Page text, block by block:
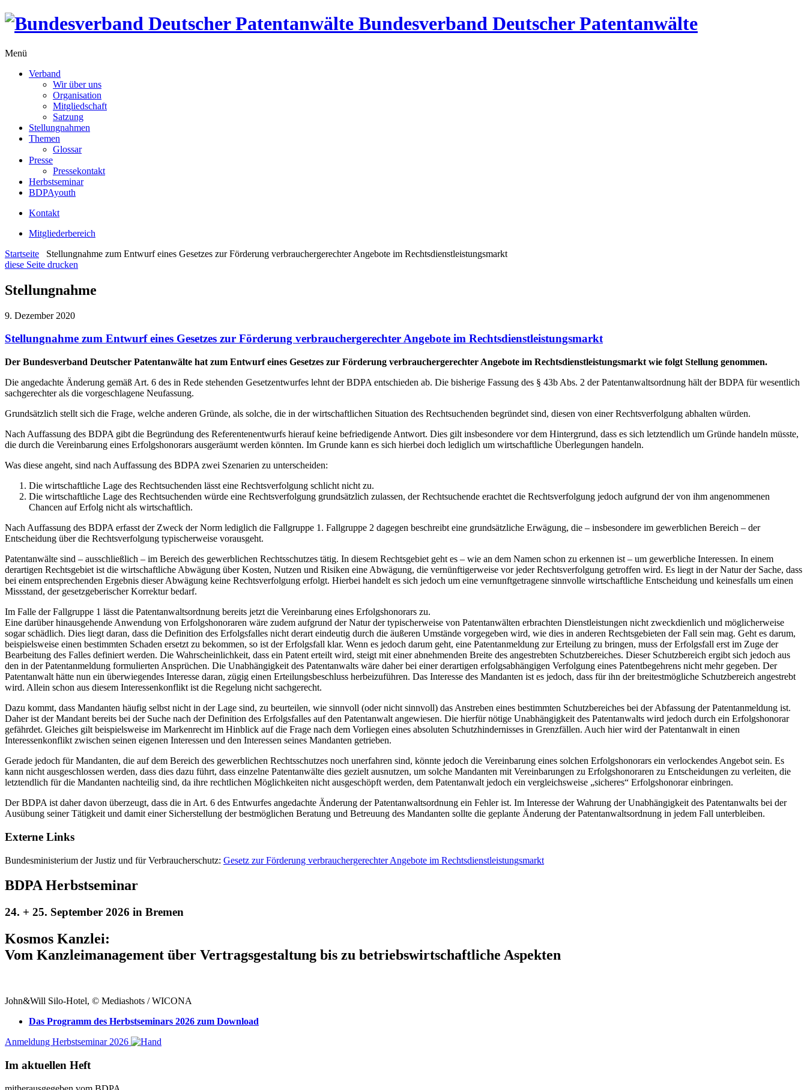
Bundesverband Deutscher Patentanwälte
Menü
Verband
Wir über uns
Organisation
Mitgliedschaft
Satzung
Stellungnahmen
Themen
Glossar
Presse
Pressekontakt
Herbstseminar
BDPAyouth
Kontakt
Mitgliederbereich
Startseite
Stellungnahme zum Entwurf eines Gesetzes zur Förderung verbrauchergerechter Angebote im Rechtsdienstleistungsmarkt
diese Seite drucken
Stellungnahme
9. Dezember 2020
Stellungnahme zum Entwurf eines Gesetzes zur Förderung verbrauchergerechter Angebote im Rechtsdienstleistungsmarkt
Der Bundesverband Deutscher Patentanwälte hat zum Entwurf eines Gesetzes zur Förderung verbrauchergerechter Angebote im Rechtsdienstleistungsmarkt wie folgt Stellung genommen.
Die angedachte Änderung gemäß Art. 6 des in Rede stehenden Gesetzentwurfes lehnt der BDPA entschieden ab. Die bisherige Fassung des § 43b Abs. 2 der Patentanwaltsordnung hält der BDPA für wesentlich
sachgerechter als die vorgeschlagene Neufassung.
Grundsätzlich stellt sich die Frage, welche anderen Gründe, als solche, die in der wirtschaftlichen Situation des Rechtsuchenden begründet sind, diesen von einer Rechtsverfolgung abhalten würden.
Nach Auffassung des BDPA gibt die Begründung des Referentenentwurfs hierauf keine befriedigende Antwort. Dies gilt insbesondere vor dem Hintergrund, dass es sich letztendlich um Gründe handeln müsste,
die durch die Vereinbarung eines Erfolgshonorars ausgeräumt werden könnten. Im Grunde kann es sich hierbei doch lediglich um wirtschaftliche Überlegungen handeln.
Was diese angeht, sind nach Auffassung des BDPA zwei Szenarien zu unterscheiden:
Die wirtschaftliche Lage des Rechtsuchenden lässt eine Rechtsverfolgung schlicht nicht zu.
Die wirtschaftliche Lage des Rechtsuchenden würde eine Rechtsverfolgung grundsätzlich zulassen, der Rechtsuchende erachtet die Rechtsverfolgung jedoch aufgrund der von ihm angenommenen
Chancen auf Erfolg nicht als wirtschaftlich.
Nach Auffassung des BDPA erfasst der Zweck der Norm lediglich die Fallgruppe 1. Fallgruppe 2 dagegen beschreibt eine grundsätzliche Erwägung, die – insbesondere im gewerblichen Bereich – der
Entscheidung über die Rechtsverfolgung typischerweise vorausgeht.
Patentanwälte sind – ausschließlich – im Bereich des gewerblichen Rechtsschutzes tätig. In diesem Rechtsgebiet geht es – wie an dem Namen schon zu erkennen ist – um gewerbliche Interessen. In einem
derartigen Rechtsgebiet ist die wirtschaftliche Abwägung über Kosten, Nutzen und Risiken eine Abwägung, die vernünftigerweise vor jeder Rechtsverfolgung getroffen wird. Es liegt in der Natur der Sache, dass
bei einem entsprechenden Ergebnis dieser Abwägung keine Rechtsverfolgung erfolgt. Hierbei handelt es sich jedoch um eine vernunftgetragene sinnvolle wirtschaftliche Entscheidung und keinesfalls um einen
Missstand, der gesetzgeberischer Korrektur bedarf.
Im Falle der Fallgruppe 1 lässt die Patentanwaltsordnung bereits jetzt die Vereinbarung eines Erfolgshonorars zu.
Eine darüber hinausgehende Anwendung von Erfolgshonoraren wäre zudem aufgrund der Natur der typischerweise von Patentanwälten erbrachten Dienstleistungen nicht zweckdienlich und möglicherweise
sogar schädlich. Dies liegt daran, dass die Definition des Erfolgsfalles nicht derart eindeutig durch die äußeren Umstände vorgegeben wird, wie dies in anderen Rechtsgebieten der Fall sein mag. Geht es darum,
beispielsweise einen bestimmten Schaden ersetzt zu bekommen, so ist der Erfolgsfall klar. Wenn es jedoch darum geht, eine Patentanmeldung zur Erteilung zu bringen, muss der Erfolgsfall erst im Zuge der
Bearbeitung des Falles definiert werden. Die Wahrscheinlichkeit, dass ein Patent erteilt wird, steigt mit einer abnehmenden Breite des angestrebten Schutzbereiches. Dieser Schutzbereich ergibt sich jedoch aus
den in der Patentanmeldung formulierten Ansprüchen. Die Unabhängigkeit des Patentanwalts wäre daher bei einer derartigen erfolgsabhängigen Verfolgung eines Patentbegehrens nicht mehr gegeben. Der
Patentanwalt hätte nun ein überwiegendes Interesse daran, zügig einen Erteilungsbeschluss herbeizuführen. Das Interesse des Mandanten ist es jedoch, dass für ihn der breitestmögliche Schutzbereich angestrebt
wird. Allein schon aus diesem Interessenkonflikt ist die Regelung nicht sachgerecht.
Dazu kommt, dass Mandanten häufig selbst nicht in der Lage sind, zu beurteilen, wie sinnvoll (oder nicht sinnvoll) das Anstreben eines bestimmten Schutzbereiches bei der Abfassung der Patentanmeldung ist.
Daher ist der Mandant bereits bei der Suche nach der Definition des Erfolgsfalles auf den Patentanwalt angewiesen. Die hierfür nötige Unabhängigkeit des Patentanwalts wird jedoch durch ein Erfolgshonorar
gefährdet. Gleiches gilt beispielsweise im Markenrecht im Hinblick auf die Frage nach dem Vorliegen eines absoluten Schutzhindernisses in Grenzfällen. Auch hier wird der Patentanwalt in einen
Interessenkonflikt zwischen seinen eigenen Interessen und den Interessen seines Mandanten getrieben.
Gerade jedoch für Mandanten, die auf dem Bereich des gewerblichen Rechtsschutzes noch unerfahren sind, könnte jedoch die Vereinbarung eines solchen Erfolgshonorars ein verlockendes Angebot sein. Es
kann nicht ausgeschlossen werden, dass dies dazu führt, dass einzelne Patentanwälte dies gezielt ausnutzen, um solche Mandanten mit Vereinbarungen zu Erfolgshonoraren zu Entscheidungen zu verleiten, die
letztendlich für die Mandanten nachteilig sind, da ihre rechtlichen Möglichkeiten nicht ausgeschöpft werden, dem Patentanwalt jedoch ein vergleichsweise „sicheres“ Erfolgshonorar einbringen.
Der BDPA ist daher davon überzeugt, dass die in Art. 6 des Entwurfes angedachte Änderung der Patentanwaltsordnung ein Fehler ist. Im Interesse der Wahrung der Unabhängigkeit des Patentanwalts bei der
Ausübung seiner Tätigkeit und damit einer Sicherstellung der bestmöglichen Beratung und Betreuung des Mandanten sollte die geplante Änderung der Patentanwaltsordnung in jedem Fall unterbleiben.
Externe Links
Bundesministerium der Justiz und für Verbraucherschutz: Gesetz zur Förderung verbrauchergerechter Angebote im Rechtsdienstleistungsmarkt
BDPA Herbstseminar
24. + 25. September 2026 in Bremen
Kosmos Kanzlei:
Vom Kanzleimanagement über Vertragsgestaltung bis zu betriebswirtschaftliche Aspekten
John&Will Silo-Hotel, © Mediashots / WICONA
Das Programm des Herbstseminars 2026 zum Download
Anmeldung Herbstseminar 2026
Im aktuellen Heft